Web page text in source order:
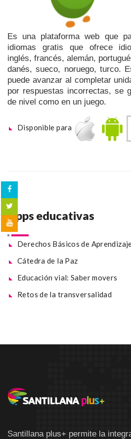
Es una plataforma web que
idiomas gratis que ofrece
inglés, francés, alemán,
danés, sueco, noruego, turco.
puede avanzar al completar
por respuestas incorrectas, se
de nivel como en un juego.
Disponible para
Apps educativas
Derechos Básicos de
Cátedra de la Paz
Educación vial: Saber movers
Retos de la transversalidad
Santillana plus+ permite la